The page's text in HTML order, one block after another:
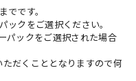
でです。
ックをご選択ください。
パックをご選択された場合
だくこととなりますので何